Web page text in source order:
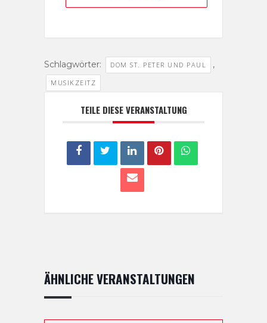
Schlagwörter: DOM ST. PETER UND PAUL ,
MUSIKZEITZ
TEILE DIESE VERANSTALTUNG
ÄHNLICHE VERANSTALTUNGEN